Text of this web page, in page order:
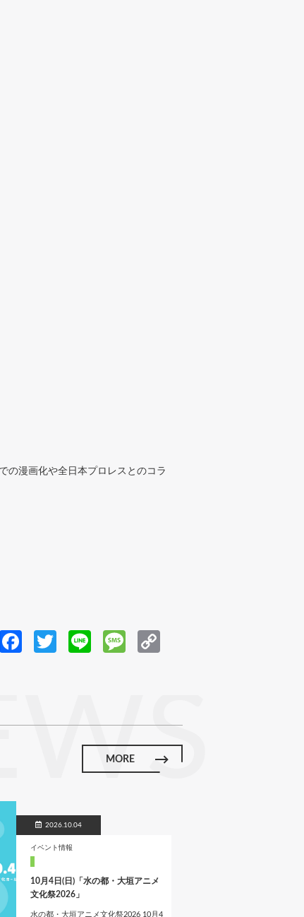
の漫画化や全日本プロレスとのコラ
Fa
o
Li
M
e
Li
n
MORE
2026.10.04
イベント情報
10月4日(日)「水の都・大垣アニメ
文化祭2026」
水の都・大垣アニメ文化祭2026 10月4